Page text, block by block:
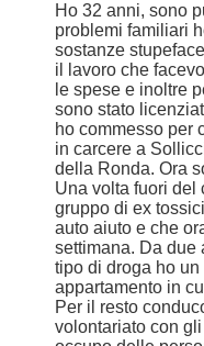
Ho 32 anni, sono
problemi familiari
sostanze
il lavoro che
le spese e inoltre
sono stato
ho commesso per
in carcere a
della Ronda. Ora
Una volta fuori del
gruppo di ex
auto aiuto e che
settimana. Da due
tipo di droga ho
appartamento in
Per il resto
volontariato con